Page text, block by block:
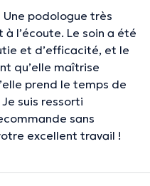
! Une podologue très
l’écoute. Le soin a été
et d’efficacité, et le
qu’elle maîtrise
prend le temps de
suis ressorti
sans
excellent travail !